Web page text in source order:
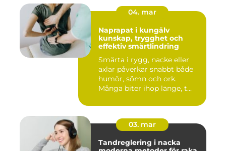
04. mar
Naprapat i kungälv
kunskap, trygghet och
effektiv smärtlindring
Smärta i rygg, nacke eller
axlar påverkar snabbt både
humör, sömn och ork.
Många biter ihop länge, t...
03. mar
Tandreglering i nacka